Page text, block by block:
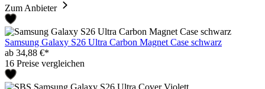
Zum Anbieter
Samsung Galaxy S26 Ultra Carbon Magnet Case schwarz
ab 34,88 €*
16 Preise vergleichen